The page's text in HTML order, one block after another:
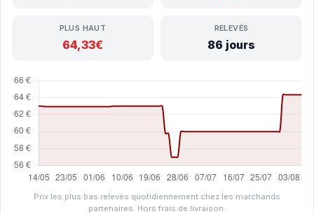
PLUS HAUT
64,33€
RELEVÉS
86 jours
Prix les plus bas relevés quotidiennement chez les marchands
partenaires. Hors frais de livraison.